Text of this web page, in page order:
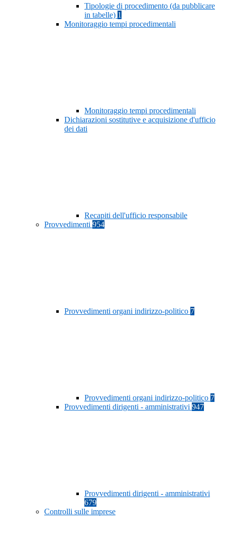
Tipologie di procedimento (da pubblicare
in tabelle) 1
Monitoraggio tempi procedimentali
Monitoraggio tempi procedimentali
Dichiarazioni sostitutive e acquisizione d'ufficio
dei dati
Recapiti dell'ufficio responsabile
Provvedimenti 954
Provvedimenti organi indirizzo-politico 7
Provvedimenti organi indirizzo-politico 7
Provvedimenti dirigenti - amministrativi 947
Provvedimenti dirigenti - amministrativi
679
Controlli sulle imprese